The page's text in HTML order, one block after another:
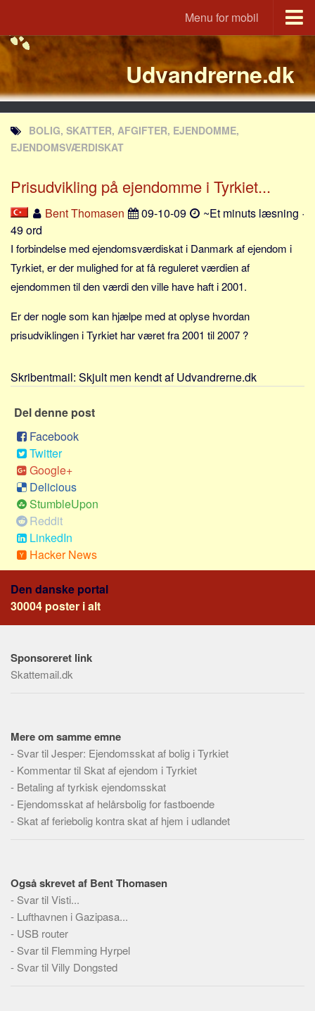
Menu for mobil
Portal
Udvandrerne.dk
Utvandrerne.no
Utvandrarna.se
Tyskland.dk
Rusland.dk
JLKM.dk
Lande
Tyrkiet
Spanien
Sverige
Norge
Italien
Grækenland
USA
Alle
Nøgleord
Bolig
Job
Virksomhed
Investering
Pension og opsparing
Forbrug
Transport
Alle
Økonomi
Jura og regler
Skatter og afgifter
Statistik
Meta
Dokumenttyper
Emner
Skribenter
Personer
Udvandrerne.dk
BOLIG, SKATTER, AFGIFTER, EJENDOMME,
EJENDOMSVÆRDISKAT
Prisudvikling på ejendomme i Tyrkiet...
Bent Thomasen 09-10-09
~Et minuts læsning ·
49 ord
I forbindelse med ejendomsværdiskat i Danmark af ejendom i
Tyrkiet, er der mulighed for at få reguleret værdien af
ejendommen til den værdi den ville have haft i 2001.
Er der nogle som kan hjælpe med at oplyse hvordan
prisudviklingen i Tyrkiet har været fra 2001 til 2007 ?
Skribentmail: Skjult men kendt af Udvandrerne.dk
Del denne post
Facebook
Twitter
Google+
Delicious
StumbleUpon
Reddit
LinkedIn
Hacker News
Den danske portal
30004 poster i alt
Sponsoreret link
Skattemail.dk
Mere om samme emne
- Svar til Jesper: Ejendomsskat af bolig i Tyrkiet
- Kommentar til Skat af ejendom i Tyrkiet
- Betaling af tyrkisk ejendomsskat
- Ejendomsskat af helårsbolig for fastboende
- Skat af feriebolig kontra skat af hjem i udlandet
Også skrevet af Bent Thomasen
- Svar til Visti...
- Lufthavnen i Gazipasa...
- USB router
- Svar til Flemming Hyrpel
- Svar til Villy Dongsted